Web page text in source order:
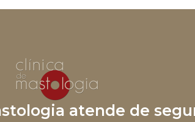
atende de